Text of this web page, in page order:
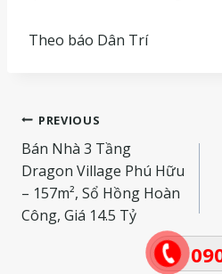
Theo báo Dân Trí
Điều
hướng
bài
PREVIOUS
Bán Nhà 3 Tầng
Dragon Village Phú Hữu
– 157m², Sổ Hồng Hoàn
Công, Giá 14.5 Tỷ